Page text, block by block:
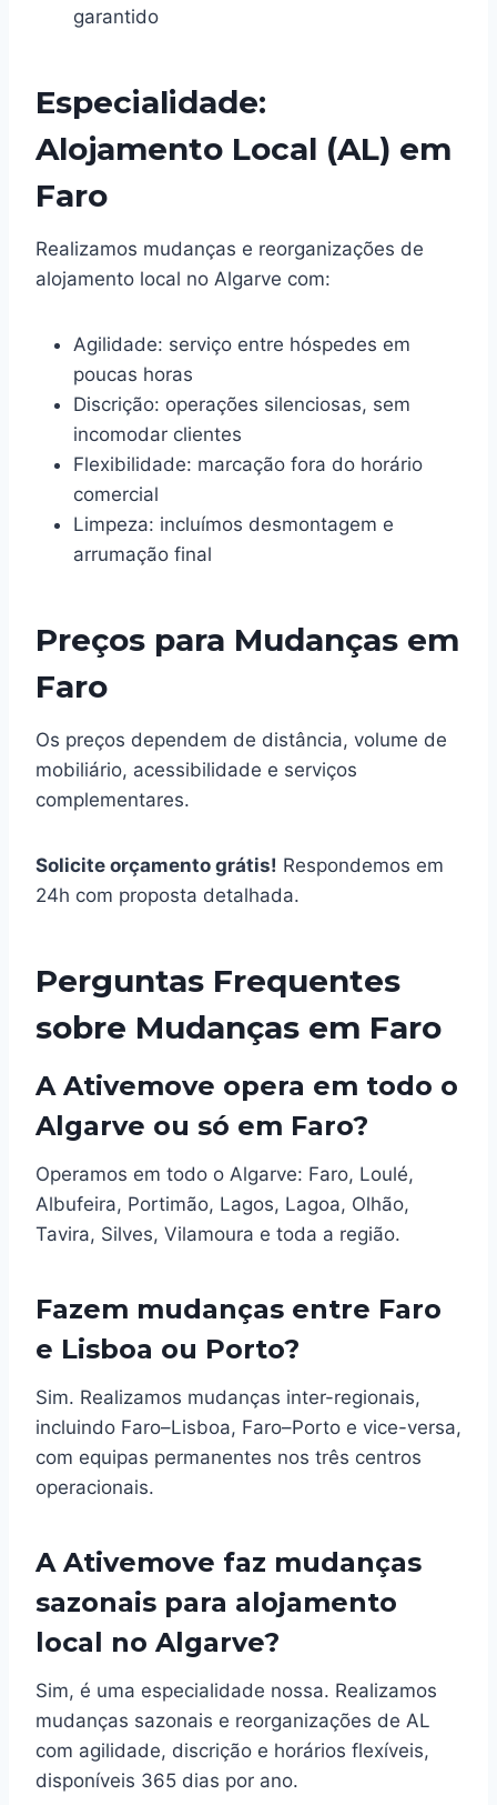
garantido
Especialidade:
Alojamento Local (AL) em
Faro
Realizamos mudanças e reorganizações de
alojamento local no Algarve com:
Agilidade: serviço entre hóspedes em
poucas horas
Discrição: operações silenciosas, sem
incomodar clientes
Flexibilidade: marcação fora do horário
comercial
Limpeza: incluímos desmontagem e
arrumação final
Preços para Mudanças em
Faro
Os preços dependem de distância, volume de
mobiliário, acessibilidade e serviços
complementares.
Solicite orçamento grátis! Respondemos em
24h com proposta detalhada.
Perguntas Frequentes
sobre Mudanças em Faro
A Ativemove opera em todo o
Algarve ou só em Faro?
Operamos em todo o Algarve: Faro, Loulé,
Albufeira, Portimão, Lagos, Lagoa, Olhão,
Tavira, Silves, Vilamoura e toda a região.
Fazem mudanças entre Faro
e Lisboa ou Porto?
Sim. Realizamos mudanças inter-regionais,
incluindo Faro–Lisboa, Faro–Porto e vice-versa,
com equipas permanentes nos três centros
operacionais.
A Ativemove faz mudanças
sazonais para alojamento
local no Algarve?
Sim, é uma especialidade nossa. Realizamos
mudanças sazonais e reorganizações de AL
com agilidade, discrição e horários flexíveis,
disponíveis 365 dias por ano.